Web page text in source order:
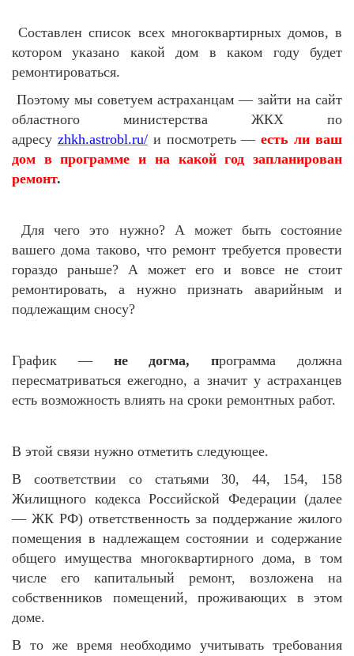
Составлен список всех многоквартирных домов, в
котором указано какой дом в каком году будет
ремонтироваться.
Поэтому мы советуем астраханцам — зайти на сайт
областного министерства ЖКХ по
адресу zhkh.astrobl.ru/и посмотреть —есть ли ваш
дом в программе и на какой год запланирован
ремонт.
Для чего это нужно? А может быть состояние
вашего дома таково, что ремонт требуется провести
гораздо раньше? А может его и вовсе не стоит
ремонтировать, а нужно признать аварийным и
подлежащим сносу?
График — не догма, программа должна
пересматриваться ежегодно, а значит у астраханцев
есть возможность влиять на сроки ремонтных работ.
В этой связи нужно отметить следующее.
В соответствии со статьями 30, 44, 154, 158
Жилищного кодекса Российской Федерации (далее
— ЖК РФ) ответственность за поддержание жилого
помещения в надлежащем состоянии и содержание
общего имущества многоквартирного дома, в том
числе его капитальный ремонт, возложена на
собственников помещений, проживающих в этом
доме.
В то же время необходимо учитывать требования